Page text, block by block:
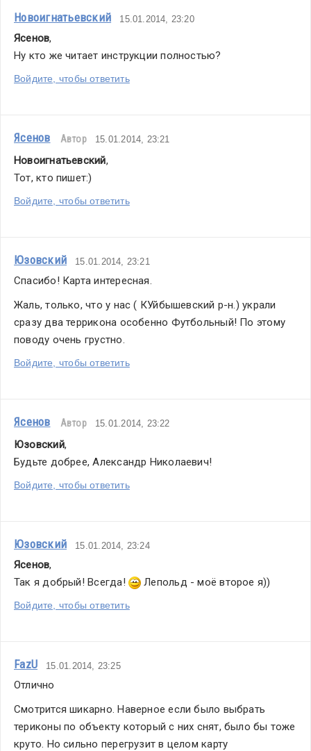
Новоигнатьевский 15.01.2014, 23:20
Ясенов,
Ну кто же читает инструкции полностью?
Войдите, чтобы ответить
Ясенов Автор 15.01.2014, 23:21
Новоигнатьевский,
Тот, кто пишет:)
Войдите, чтобы ответить
Юзовский 15.01.2014, 23:21
Спасибо! Карта интересная.
Жаль, только, что у нас ( КУйбышевский р-н.) украли
сразу два террикона особенно Футбольный! По этому
поводу очень грустно.
Войдите, чтобы ответить
Ясенов Автор 15.01.2014, 23:22
Юзовский,
Будьте добрее, Александр Николаевич!
Войдите, чтобы ответить
Юзовский 15.01.2014, 23:24
Ясенов,
Так я добрый! Всегда!
Лепольд - моё второе я))
Войдите, чтобы ответить
FazU 15.01.2014, 23:25
Отлично
Смотрится шикарно. Наверное если было выбрать
териконы по объекту который с них снят, было бы тоже
круто. Но сильно перегрузит в целом карту